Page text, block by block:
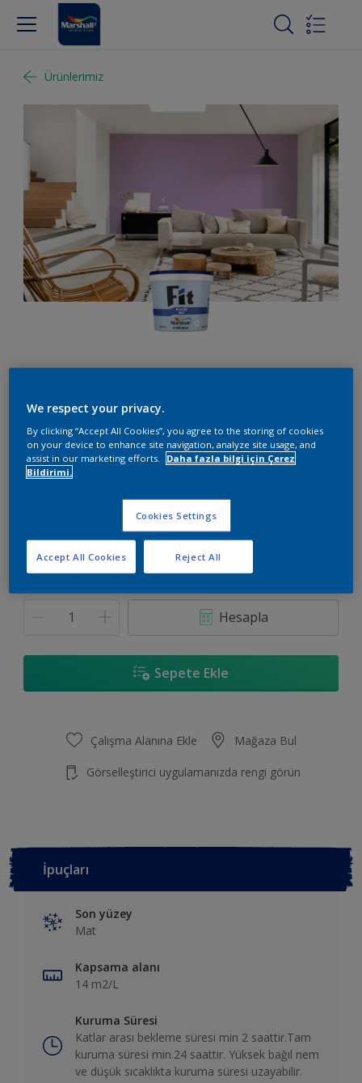
Ürünlerimiz
40RB 43/233
Renk değiştir
3.5 KG 10 KG
Hesapla
Sepete Ekle
Çalışma Alanına Ekle Mağaza Bul
Görselleştirici uygulamanızda rengi görün
İpuçları
Son yüzey
Mat
Kapsama alanı
14 m2/L
Kuruma Süresi
Katlar arası bekleme süresi min 2 saattir.Tam
kuruma süresi min.24 saattir. Yüksek bağıl nem
ve düşük sıcaklıkta kuruma süresi uzayabilir.
We respect your privacy.
By clicking “Accept All Cookies”, you agree to the storing of cookies
on your device to enhance site navigation, analyze site usage, and
assist in our marketing efforts.
Daha fazla bilgi için Çerez
Bildirimi.
Cookies Settings
Reject All
Accept All Cookies